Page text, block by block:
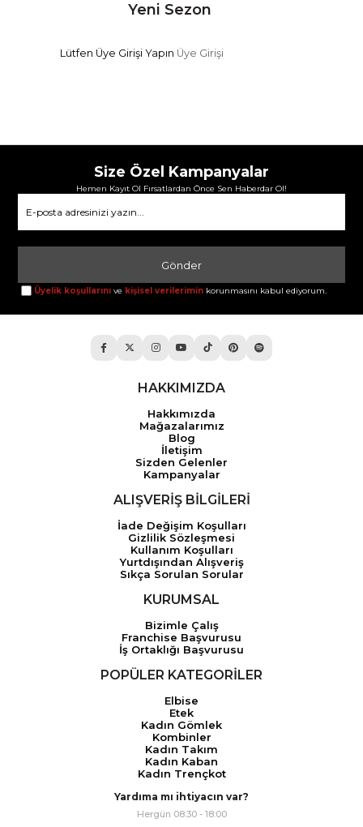
Yeni Sezon
Lütfen Üye Girişi Yapın Üye Girişi
Size Özel Kampanyalar
Hemen Kayıt Ol Fırsatlardan Önce Sen Haberdar Ol!
Gönder
Üyelik koşullarını ve kişisel verilerimin korunmasını kabul ediyorum.
HAKKIMIZDA
Hakkımızda
Mağazalarımız
Blog
İletişim
Sizden Gelenler
Kampanyalar
ALIŞVERİŞ BİLGİLERİ
İade Değişim Koşulları
Gizlilik Sözleşmesi
Kullanım Koşulları
Yurtdışından Alışveriş
Sıkça Sorulan Sorular
KURUMSAL
Bizimle Çalış
Franchise Başvurusu
İş Ortaklığı Başvurusu
POPÜLER KATEGORİLER
Elbise
Etek
Kadın Gömlek
Kombinler
Kadın Takım
Kadın Kaban
Kadın Trençkot
Yardıma mı ihtiyacın var?
Hergün 08:30 - 18:00